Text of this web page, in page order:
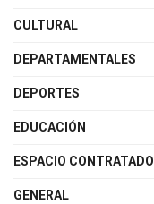
CULTURAL
DEPARTAMENTALES
DEPORTES
EDUCACIÓN
ESPACIO CONTRATADO
GENERAL